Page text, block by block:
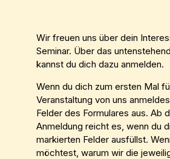
Wir freuen uns über dein
Seminar. Über das
kannst du dich dazu anmelden.
Wenn du dich zum ersten Mal
Veranstaltung von uns
Felder des Formulares aus. Ab
Anmeldung reicht es, wenn du
markierten Felder ausfüllst.
möchtest, warum wir die